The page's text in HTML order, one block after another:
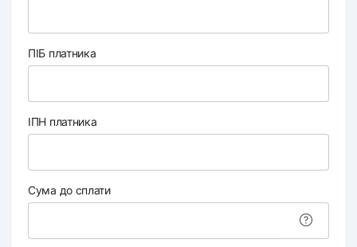
ПІБ платника
ІПН платника
Сума до сплати